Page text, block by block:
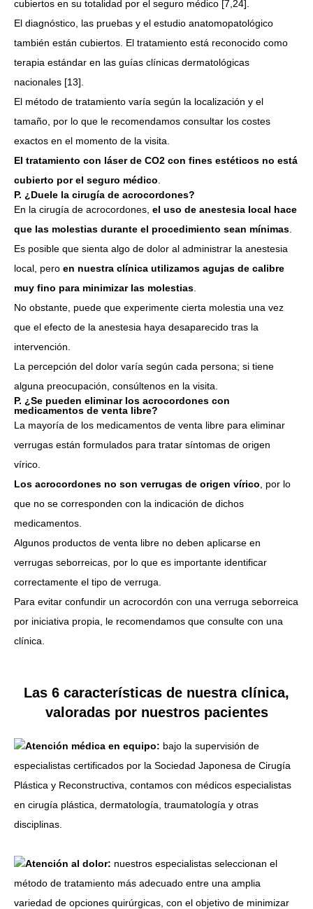
cubiertos en su totalidad por el seguro médico [7,24].
El diagnóstico, las pruebas y el estudio anatomopatológico
también están cubiertos. El tratamiento está reconocido como
terapia estándar en las guías clínicas dermatológicas
nacionales [13].
El método de tratamiento varía según la localización y el
tamaño, por lo que le recomendamos consultar los costes
exactos en el momento de la visita.
El tratamiento con láser de CO2 con fines estéticos no está
cubierto por el seguro médico
P. ¿Duele la cirugía de acrocordones?
En la cirugía de acrocordones, el uso de anestesia local hace
que las molestias durante el procedimiento sean mínimas
Es posible que sienta algo de dolor al administrar la anestesia
local, pero en nuestra clínica utilizamos agujas de calibre
muy fino para minimizar las molestias
No obstante, puede que experimente cierta molestia una vez
que el efecto de la anestesia haya desaparecido tras la
intervención.
La percepción del dolor varía según cada persona; si tiene
alguna preocupación, consúltenos en la visita.
P. ¿Se pueden eliminar los acrocordones con
medicamentos de venta libre?
La mayoría de los medicamentos de venta libre para eliminar
verrugas están formulados para tratar síntomas de origen
vírico.
Los acrocordones no son verrugas de origen vírico , por lo
que no se corresponden con la indicación de dichos
medicamentos.
Algunos productos de venta libre no deben aplicarse en
verrugas seborreicas, por lo que es importante identificar
correctamente el tipo de verruga.
Para evitar confundir un acrocordón con una verruga seborreica
por iniciativa propia, le recomendamos que consulte con una
clínica.
Las 6 características de nuestra clínica,
valoradas por nuestros pacientes
Atención médica en equipo: bajo la supervisión de
especialistas certificados por la Sociedad Japonesa de Cirugía
Plástica y Reconstructiva, contamos con médicos especialistas
en cirugía plástica, dermatología, traumatología y otras
disciplinas.
Atención al dolor: nuestros especialistas seleccionan el
método de tratamiento más adecuado entre una amplia
variedad de opciones quirúrgicas, con el objetivo de minimizar